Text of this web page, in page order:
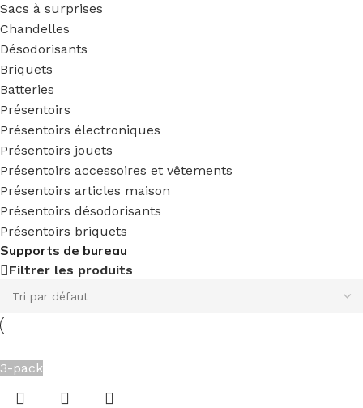
Sacs à surprises
Chandelles
Désodorisants
Briquets
Batteries
Présentoirs
Présentoirs électroniques
Présentoirs jouets
Présentoirs accessoires et vêtements
Présentoirs articles maison
Présentoirs désodorisants
Présentoirs briquets
Supports de bureau
Filtrer les produits
3-pack